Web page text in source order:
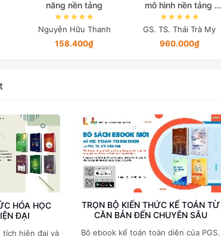
năng nền tảng
Nguyễn Hữu Thanh
158.400₫
mô hình nền tảng
(Bản in màu đặc biệt)
GS. TS. Thái Trà My
960.000₫
HÓA HỌC
ĐẠI
tích hiện đại và
TRỌN BỘ KIẾN THỨC KẾ TOÁN TỪ
CĂN BẢN ĐẾN CHUYÊN SÂU
Bộ ebook kế toán toàn diện của PGS.